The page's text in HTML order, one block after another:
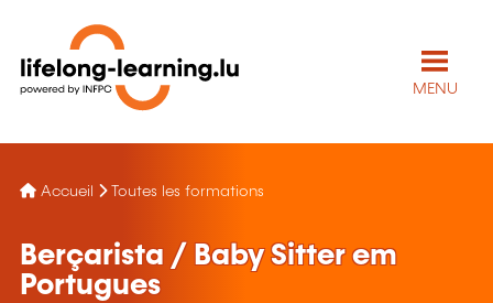
MENU
Accueil Toutes les formations
Berçarista / Baby Sitter em
Portugues